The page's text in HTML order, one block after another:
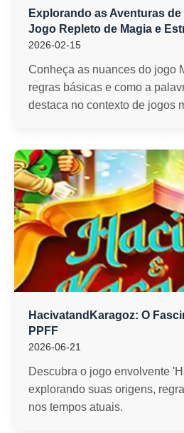
Explorando as Aventuras
Jogo Repleto de Magia e
2026-02-15
Conheça as nuances do jogo
regras básicas e como a
destaca no contexto de jogos
HacivatandKaragoz: O
PPFF
2026-06-21
Descubra o jogo envolvente
explorando suas origens,
nos tempos atuais.